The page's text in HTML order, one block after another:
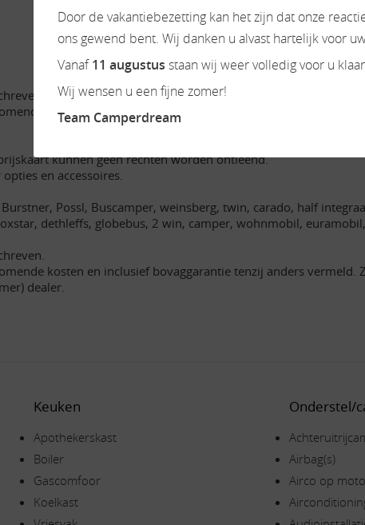
kosten en inclusief bovaggarantie. Zie onze website
kunnen geen rechten worden ontleend.
en accessoires.
Possl, Buscamper, weinsberg, twin, carado, half
dethleffs, globebus, 2 win, camper, wohnmobil,
kosten en inclusief bovaggarantie tenzij anders vermeld.
dealer.
Keuken
Apothekerskast
Boiler
Gascomfoor
Koelkast
Onderstel/
Airbag(s)
Airco op
Door de vakantiebezetting kan het zijn dat onze
ons gewend bent. Wij danken u alvast hartelijk voor
Vanaf11 augustus staan wij weer volledig voor u
Wij wensen u een fijne zomer!
Team Camperdream